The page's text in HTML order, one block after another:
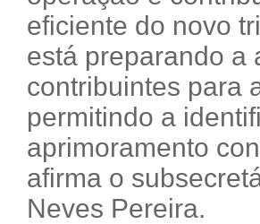
eficiente do novo
está preparando a
contribuintes para
permitindo a
aprimoramento
afirma o
Neves Pereira.